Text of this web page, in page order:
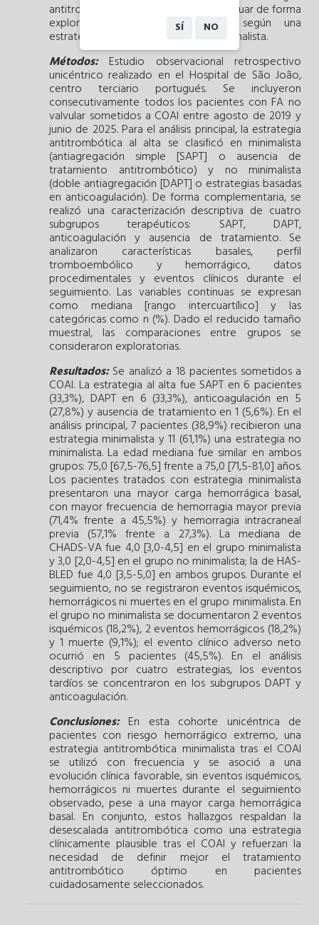
antitrombóticas al alta tras COAI y evaluar de forma
exploratoria la evolución clínica según una
estrategia minimalista frente a no minimalista.
Métodos:Estudio observacional retrospectivo
unicéntrico realizado en el Hospital de São João,
centro terciario portugués. Se incluyeron
consecutivamente todos los pacientes con FA no
valvular sometidos a COAI entre agosto de 2019 y
junio de 2025. Para el análisis principal, la estrategia
antitrombótica al alta se clasificó en minimalista
(antiagregación simple [SAPT] o ausencia de
tratamiento antitrombótico) y no minimalista
(doble antiagregación [DAPT] o estrategias basadas
en anticoagulación). De forma complementaria, se
realizó una caracterización descriptiva de cuatro
subgrupos terapéuticos: SAPT, DAPT,
anticoagulación y ausencia de tratamiento. Se
analizaron características basales, perfil
tromboembólico y hemorrágico, datos
procedimentales y eventos clínicos durante el
seguimiento. Las variables continuas se expresan
como mediana [rango intercuartílico] y las
categóricas como n (%). Dado el reducido tamaño
muestral, las comparaciones entre grupos se
consideraron exploratorias.
Resultados:Se analizó a 18 pacientes sometidos a
COAI. La estrategia al alta fue SAPT en 6 pacientes
(33,3%), DAPT en 6 (33,3%), anticoagulación en 5
(27,8%) y ausencia de tratamiento en 1 (5,6%). En el
análisis principal, 7 pacientes (38,9%) recibieron una
estrategia minimalista y 11 (61,1%) una estrategia no
minimalista. La edad mediana fue similar en ambos
grupos: 75,0 [67,5-76,5] frente a 75,0 [71,5-81,0] años.
Los pacientes tratados con estrategia minimalista
presentaron una mayor carga hemorrágica basal,
con mayor frecuencia de hemorragia mayor previa
(71,4% frente a 45,5%) y hemorragia intracraneal
previa (57,1% frente a 27,3%). La mediana de
CHADS-VA fue 4,0 [3,0-4,5] en el grupo minimalista
y 3,0 [2,0-4,5] en el grupo no minimalista; la de HAS-
BLED fue 4,0 [3,5-5,0] en ambos grupos. Durante el
seguimiento, no se registraron eventos isquémicos,
hemorrágicos ni muertes en el grupo minimalista. En
el grupo no minimalista se documentaron 2 eventos
isquémicos (18,2%), 2 eventos hemorrágicos (18,2%)
y 1 muerte (9,1%); el evento clínico adverso neto
ocurrió en 5 pacientes (45,5%). En el análisis
descriptivo por cuatro estrategias, los eventos
tardíos se concentraron en los subgrupos DAPT y
anticoagulación.
Conclusiones:En esta cohorte unicéntrica de
pacientes con riesgo hemorrágico extremo, una
estrategia antitrombótica minimalista tras el COAI
se utilizó con frecuencia y se asoció a una
evolución clínica favorable, sin eventos isquémicos,
hemorrágicos ni muertes durante el seguimiento
observado, pese a una mayor carga hemorrágica
basal. En conjunto, estos hallazgos respaldan la
desescalada antitrombótica como una estrategia
clínicamente plausible tras el COAI y refuerzan la
necesidad de definir mejor el tratamiento
antitrombótico óptimo en pacientes
cuidadosamente seleccionados.
SÍ NO